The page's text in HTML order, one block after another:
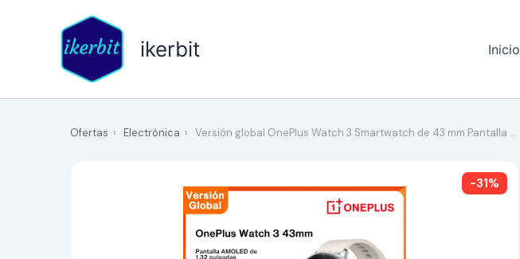
ikerbit Inicio
Ofertas › Electrónica › Versión global OnePlus Watch 3 Smartwatch de 43 mm Pantalla …
-31%